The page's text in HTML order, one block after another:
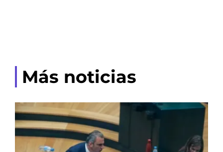
Más noticias